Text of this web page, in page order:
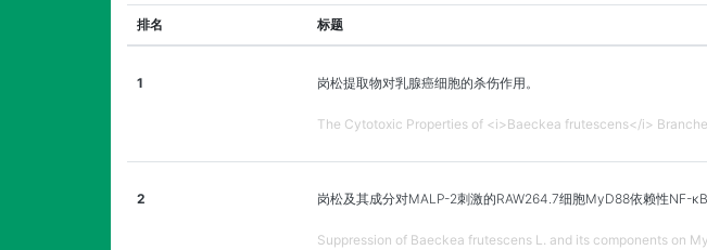
排名 标题
1 岗松提取物对乳腺癌细胞的杀伤作用。
The Cytotoxic Properties of <i>Baeckea frutescens</i>
2 岗松及其成分对MALP-2刺激的RAW264.7细胞MyD88依赖性NF-κB
Suppression of Baeckea frutescens L. and its components on